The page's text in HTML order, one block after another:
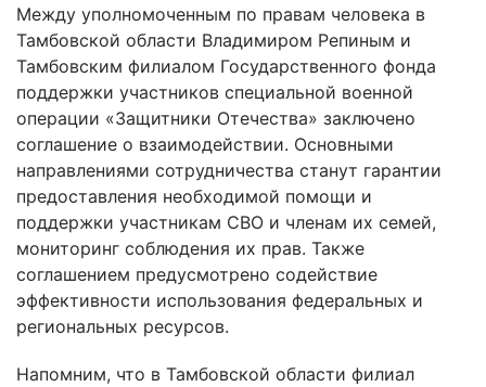
Между уполномоченным по правам человека в
Тамбовской области Владимиром Репиным и
Тамбовским филиалом Государственного фонда
поддержки участников специальной военной
операции «Защитники Отечества» заключено
соглашение о взаимодействии. Основными
направлениями сотрудничества станут гарантии
предоставления необходимой помощи и
поддержки участникам СВО и членам их семей,
мониторинг соблюдения их прав. Также
соглашением предусмотрено содействие
эффективности использования федеральных и
региональных ресурсов.
Напомним, что в Тамбовской области филиал